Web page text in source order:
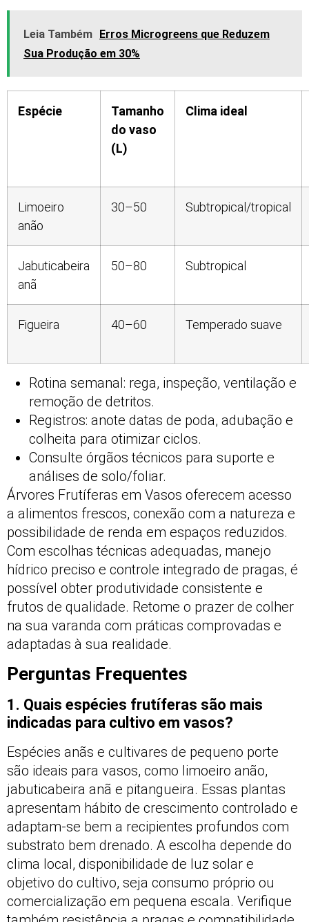
Leia Também Erros Microgreens que Reduzem
Sua Produção em 30%
Espécie
Tamanho
do vaso
(L)
Clima ideal
Limoeiro
anão
30–50 Subtropical/tropical
Jabuticabeira
anã
50–80 Subtropical
Figueira 40–60 Temperado suave
Rotina semanal: rega, inspeção, ventilação e
remoção de detritos.
Registros: anote datas de poda, adubação e
colheita para otimizar ciclos.
Consulte órgãos técnicos para suporte e
análises de solo/foliar.
Árvores Frutíferas em Vasos oferecem acesso
a alimentos frescos, conexão com a natureza e
possibilidade de renda em espaços reduzidos.
Com escolhas técnicas adequadas, manejo
hídrico preciso e controle integrado de pragas, é
possível obter produtividade consistente e
frutos de qualidade. Retome o prazer de colher
na sua varanda com práticas comprovadas e
adaptadas à sua realidade.
Perguntas Frequentes
1. Quais espécies frutíferas são mais
indicadas para cultivo em vasos?
Espécies anãs e cultivares de pequeno porte
são ideais para vasos, como limoeiro anão,
jabuticabeira anã e pitangueira. Essas plantas
apresentam hábito de crescimento controlado e
adaptam-se bem a recipientes profundos com
substrato bem drenado. A escolha depende do
clima local, disponibilidade de luz solar e
objetivo do cultivo, seja consumo próprio ou
comercialização em pequena escala. Verifique